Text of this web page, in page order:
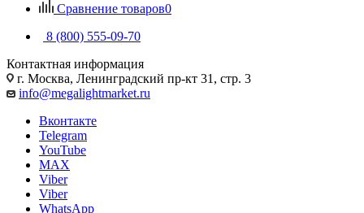
Сравнение товаров0
8 (800) 555-09-70
Контактная информация
г. Москва, Ленинградский пр-кт 31, стр. 3
info@megalightmarket.ru
Вконтакте
Telegram
YouTube
MAX
Viber
Viber
WhatsApp